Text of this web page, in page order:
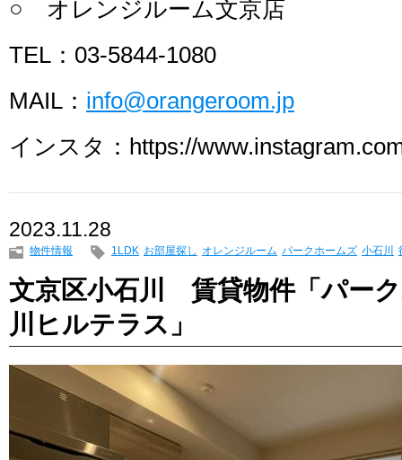
○ オレンジルーム文京店
TEL：03-5844-1080
MAIL： info@orangeroom.jp
インスタ：https://
2023.11.28
物件情報 1LDK お部屋探し オレンジルーム パークホームズ 小石川
文京区小石川 賃貸物件「パー
川ヒルテラス」